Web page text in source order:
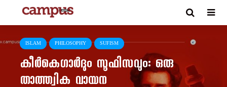
ISLAM PHILOSOPHY SUFISM
കീർകെഗാർദും സൂഫിസവും: ഒരു
താത്ത്വിക വായന